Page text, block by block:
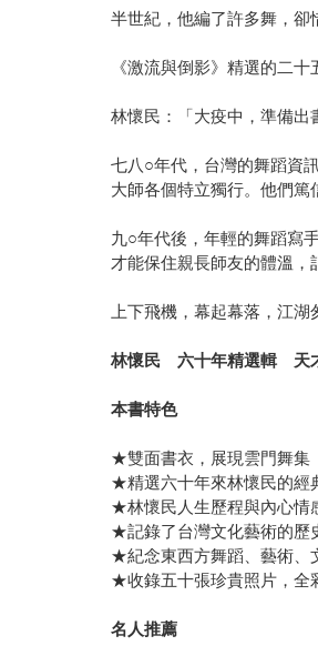
半世紀，他編了許多舞，卻
《激流與倒影》精選的二
林懷民：「大疫中，準備
七八○年代，台灣的舞蹈資
大師各個特立獨行。他們篤
九○年代後，年輕的舞蹈寫
才能保住親長師友的體溫，
上下飛機，幕起幕落，江
林懷民 六十年精選輯 天
本書特色
★雙面書衣，展現雲門舞集
★精選六十年來林懷民的經
★林懷民人生歷程與內心情
★記錄了台灣文化藝術的歷
★紀念東西方舞蹈、藝術、
★收錄五十張珍貴照片，全
名人推薦